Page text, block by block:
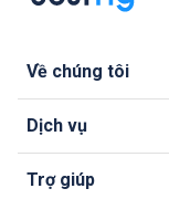
Về chúng tôi
Dịch vụ
Trợ giúp